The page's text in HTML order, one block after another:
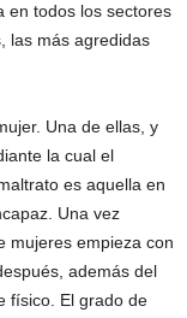
en todos los sectores
las más agredidas
Una de ellas, y
la cual el
es aquella en
Una vez
mujeres empieza con
además del
físico. El grado de